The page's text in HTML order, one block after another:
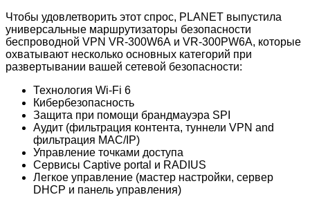
Чтобы удовлетворить этот спрос, PLANET выпустила
универсальные маршрутизаторы безопасности
беспроводной VPN VR-300W6A и VR-300PW6A, которые
охватывают несколько основных категорий при
развертывании вашей сетевой безопасности:
Технология Wi-Fi 6
Кибербезопасность
Защита при помощи брандмауэра SPI
Аудит (фильтрация контента, туннели VPN and
фильтрация MAC/IP)
Управление точками доступа
Сервисы Captive portal и RADIUS
Легкое управление (мастер настройки, сервер
DHCP и панель управления)